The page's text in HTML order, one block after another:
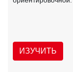
ИЗУЧИТЬ